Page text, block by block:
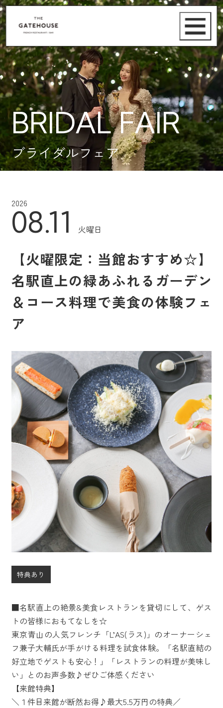
BRIDAL FAIR
ブライダルフェア
2026
08.11 火曜日
【火曜限定：当館おすすめ☆】
名駅直上の緑あふれるガーデン
＆コース料理で美食の体験フェ
ア
特典あり
■名駅直上の絶景&美食レストランを貸切にして、ゲス
トの皆様におもてなしを☆
東京青山の人気フレンチ「L’AS(ラス)」のオーナーシェ
フ兼子大輔氏が手がける料理を試食体験。「名駅直結の
好立地でゲストも安心！」「レストランの料理が美味し
い」とのお声多数♪ぜひご体感ください
【来館特典】
＼１件目来館が断然お得♪最大5.5万円の特典／